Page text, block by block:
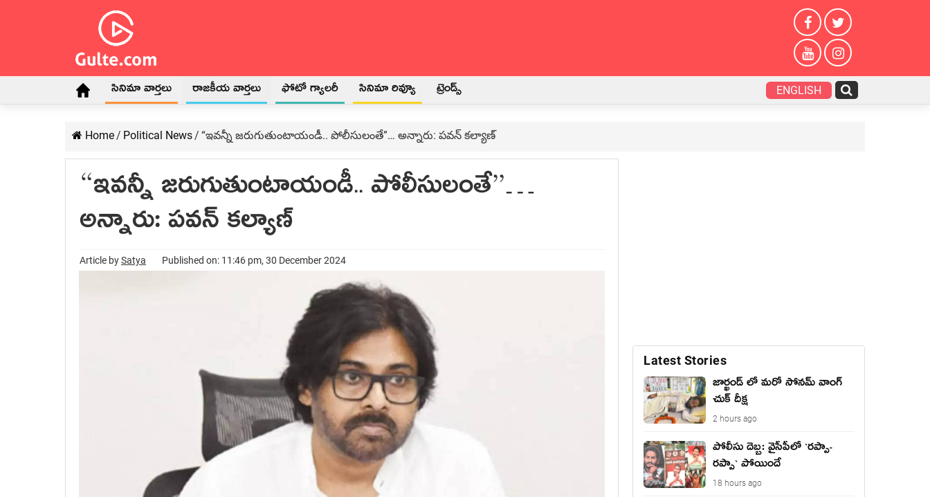
సినిమా వార్తలు రాజకీయ వార్తలు ఫోటో గ్యాలరీ సినిమా రివ్యూ ట్రెండ్స్ ENGLISH
Home/ Political News/ “ఇవ‌న్నీ జ‌రుగుతుంటాయండీ.. పోలీసులంతే”… అన్నారు: ప‌వ‌న్ క‌ల్యాణ్‌
“ఇవ‌న్నీ జ‌రుగుతుంటాయండీ.. పోలీసులంతే”…
అన్నారు: ప‌వ‌న్ క‌ల్యాణ్‌
Article bySatya Published on: 11:46 pm, 30 December 2024
Latest Stories
జార్ఖండ్ లో మరో సోనమ్ వాంగ్
చుక్ దీక్ష
2 hours ago
పోలీసు దెబ్బ: వైసీపీలో `ర‌ప్పా-
ర‌ప్పా` పోయిందే
18 hours ago